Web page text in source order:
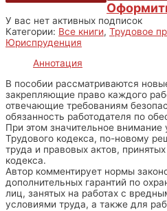
У вас нет активных подписок
Категории: Все книги, Трудовое
Юриспруденция
Аннотация
В пособии рассматриваются
закрепляющие право каждого
отвечающие требованиям
обязанность работодателя по
При этом значительное внимание
Трудового кодекса, по-новому
труда и правовых актов,
кодекса.
Автор комментирует нормы
дополнительных гарантий по
лиц, занятых на работах с
условиями труда, а также для